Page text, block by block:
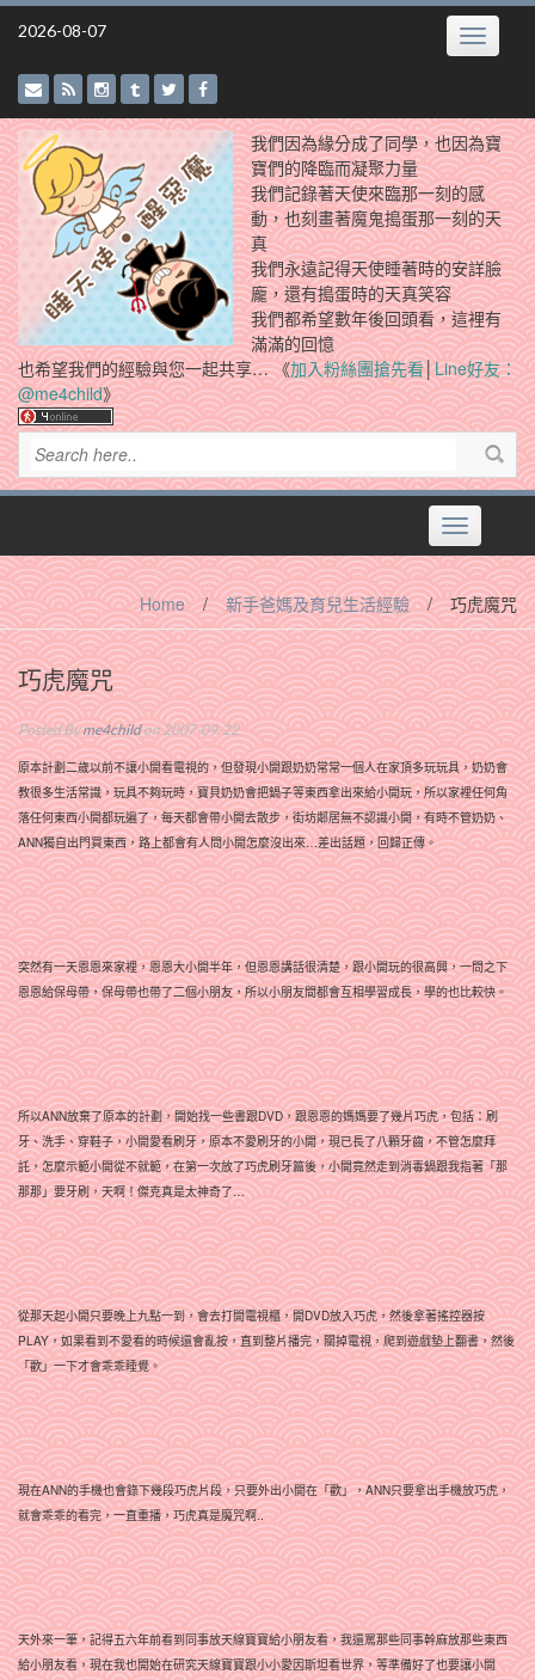
Skip
2026-08-07 Toggle
我們因為緣分成了同學，也因為寶
寶們的降臨而凝聚力量
我們記錄著天使來臨那一刻的感
動，也刻畫著魔鬼搗蛋那一刻的天
真
我們永遠記得天使睡著時的安詳臉
龐，還有搗蛋時的天真笑容
我們都希望數年後回頭看，這裡有
滿滿的回憶
也希望我們的經驗與您一起共享… 《加入粉絲團搶先看│Line好友：
@me4child》
Toggle
navigation
Home / 新手爸媽及育兒生活經驗 / 巧虎魔咒
巧虎魔咒
Posted Byme4childon 2007-09-22
原本計劃二歲以前不讓小開看電視的，但發現小開跟奶奶常常一個人在家頂多玩玩具，奶奶會
教很多生活常識，玩具不夠玩時，寶貝奶奶會把鍋子等東西拿出來給小開玩，所以家裡任何角
落任何東西小開都玩遍了，每天都會帶小開去散步，街坊鄰居無不認識小開，有時不管奶奶、
ANN獨自出門買東西，路上都會有人問小開怎麼沒出來…差出話題，回歸正傳。
突然有一天恩恩來家裡，恩恩大小開半年，但恩恩講話很清楚，跟小開玩的很高興，一問之下
恩恩給保母帶，保母帶也帶了二個小朋友，所以小朋友間都會互相學習成長，學的也比較快。
所以ANN放棄了原本的計劃，開始找一些書跟DVD，跟恩恩的媽媽要了幾片巧虎，包括：刷
牙、洗手、穿鞋子，小開愛看刷牙，原本不愛刷牙的小開，現已長了八顆牙齒，不管怎麼拜
託，怎麼示範小開從不就範，在第一次放了巧虎刷牙篇後，小開竟然走到消毒鍋跟我指著「那
那那」要牙刷，天啊！傑克真是太神奇了…
從那天起小開只要晚上九點一到，會去打開電視櫃，開DVD放入巧虎，然後拿著搖控器按
PLAY，如果看到不愛看的時候還會亂按，直到整片播完，關掉電視，爬到遊戲墊上翻書，然後
「歡」一下才會乖乖睡覺。
現在ANN的手機也會錄下幾段巧虎片段，只要外出小開在「歡」，ANN只要拿出手機放巧虎，
就會乖乖的看完，一直重播，巧虎真是魔咒啊..
天外來一筆，記得五六年前看到同事放天線寶寶給小朋友看，我還罵那些同事幹麻放那些東西
給小朋友看，現在我也開始在研究天線寶寶跟小小愛因斯坦看世界，等準備好了也要讓小開